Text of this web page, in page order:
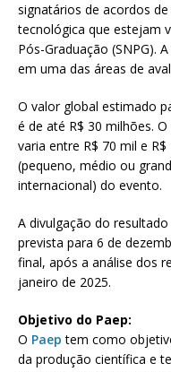
signatários de acordos
tecnológica que estejam
Pós-Graduação (SNPG).
em uma das áreas de
O valor global estimado
é de até R$ 30 milhões.
varia entre R$ 70 mil e
(pequeno, médio ou
internacional) do evento.
A divulgação do
prevista para 6 de
final, após a análise dos
janeiro de 2025.
Objetivo do Paep:
O Paep tem como
da produção científica e